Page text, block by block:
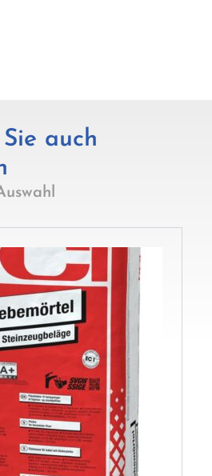
auch